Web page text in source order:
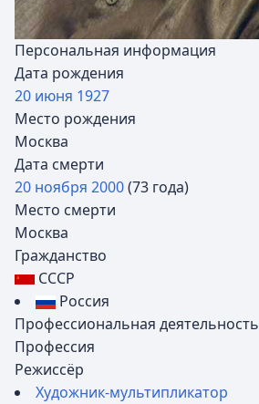
Персональная информация
Дата рождения
20 июня 1927
Место рождения
Москва
Дата смерти
20 ноября 2000(73 года)
Место смерти
Москва
Гражданство
СССР
Россия
Профессиональная деятельность
Профессия
Режиссёр
Художник-мультипликатор